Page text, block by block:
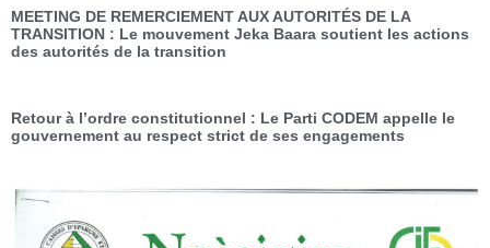
MEETING DE REMERCIEMENT AUX AUTORITÉS DE LA
TRANSITION : Le mouvement Jeka Baara soutient les actions
des autorités de la transition
Retour à l’ordre constitutionnel : Le Parti CODEM appelle le
gouvernement au respect strict de ses engagements